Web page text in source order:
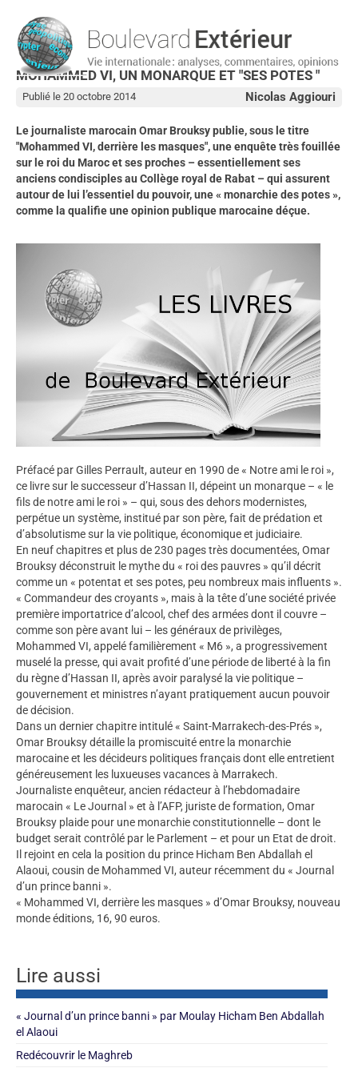
MOHAMMED VI, UN MONARQUE ET "SES POTES "
Nicolas Aggiouri
Publié le 20 octobre 2014
Le journaliste marocain Omar Brouksy publie, sous le titre
"Mohammed VI, derrière les masques", une enquête très fouillée
sur le roi du Maroc et ses proches – essentiellement ses
anciens condisciples au Collège royal de Rabat – qui assurent
autour de lui l’essentiel du pouvoir, une « monarchie des potes »,
comme la qualifie une opinion publique marocaine déçue.
Préfacé par Gilles Perrault, auteur en 1990 de « Notre ami le roi »,
ce livre sur le successeur d’Hassan II, dépeint un monarque – « le
fils de notre ami le roi » – qui, sous des dehors modernistes,
perpétue un système, institué par son père, fait de prédation et
d’absolutisme sur la vie politique, économique et judiciaire.
En neuf chapitres et plus de 230 pages très documentées, Omar
Brouksy déconstruit le mythe du « roi des pauvres » qu’il décrit
comme un « potentat et ses potes, peu nombreux mais influents ».
« Commandeur des croyants », mais à la tête d’une société privée
première importatrice d’alcool, chef des armées dont il couvre –
comme son père avant lui – les généraux de privilèges,
Mohammed VI, appelé familièrement « M6 », a progressivement
muselé la presse, qui avait profité d’une période de liberté à la fin
du règne d’Hassan II, après avoir paralysé la vie politique –
gouvernement et ministres n’ayant pratiquement aucun pouvoir
de décision.
Dans un dernier chapitre intitulé « Saint-Marrakech-des-Prés »,
Omar Brouksy détaille la promiscuité entre la monarchie
marocaine et les décideurs politiques français dont elle entretient
généreusement les luxueuses vacances à Marrakech.
Journaliste enquêteur, ancien rédacteur à l’hebdomadaire
marocain « Le Journal » et à l’AFP, juriste de formation, Omar
Brouksy plaide pour une monarchie constitutionnelle – dont le
budget serait contrôlé par le Parlement – et pour un Etat de droit.
Il rejoint en cela la position du prince Hicham Ben Abdallah el
Alaoui, cousin de Mohammed VI, auteur récemment du « Journal
d’un prince banni ».
« Mohammed VI, derrière les masques » d’Omar Brouksy, nouveau
monde éditions, 16, 90 euros.
Lire aussi
« Journal d’un prince banni » par Moulay Hicham Ben Abdallah
el Alaoui
Redécouvrir le Maghreb